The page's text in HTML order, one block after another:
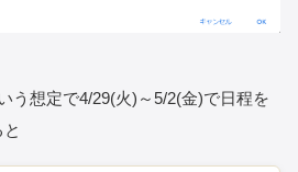
う想定で4/29(火)～5/2(金)で日程を